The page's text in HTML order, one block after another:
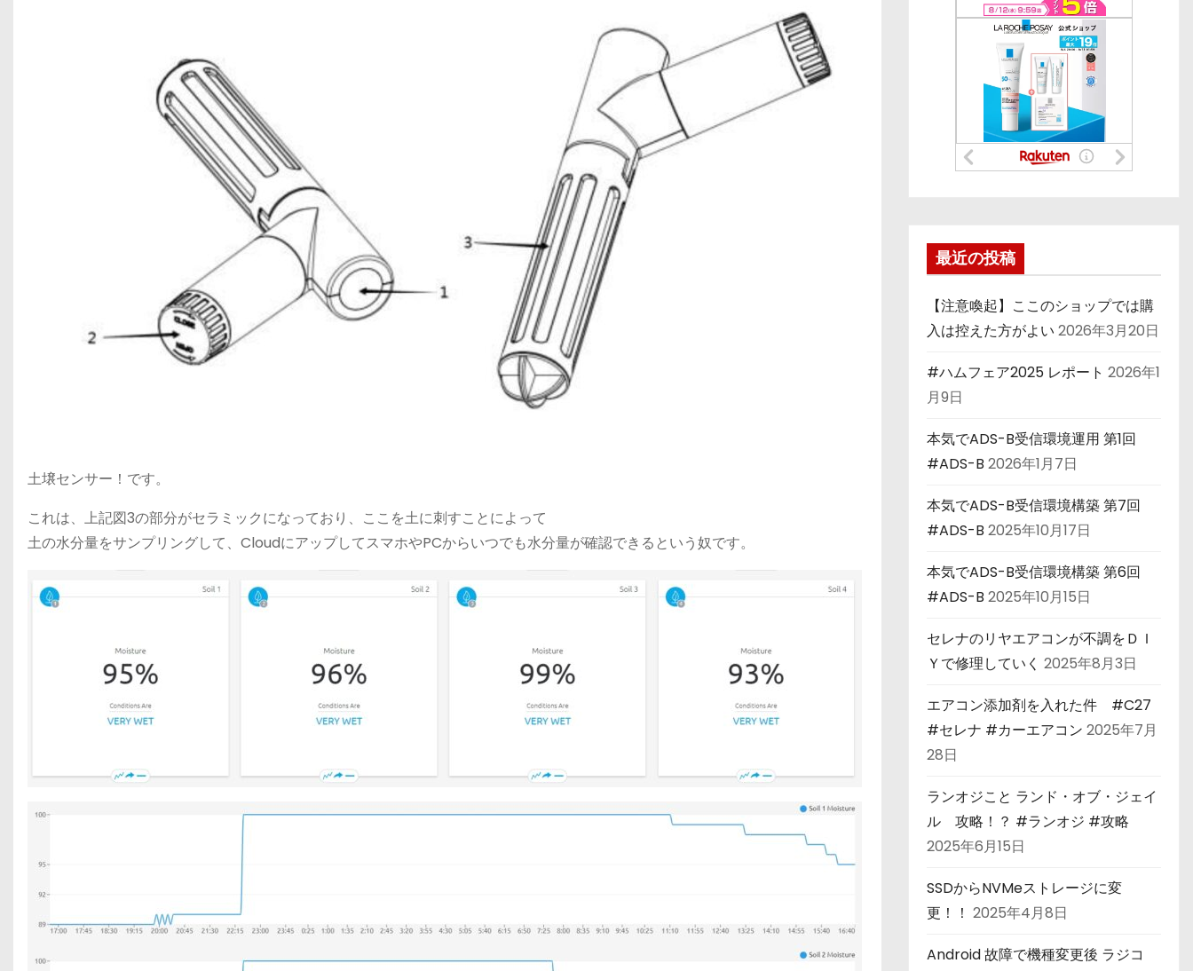
土壌センサー！です。
これは、上記図3の部分がセラミックになっており、ここを土に刺すことによって
土の水分量をサンプリングして、CloudにアップしてスマホやPCからいつでも水分量が確認できるという奴です。
最近の投稿
【注意喚起】ここのショップでは購
入は控えた方がよい 2026年3月20日
#ハムフェア2025 レポート 2026年1
月9日
本気でADS-B受信環境運用 第1回
#ADS-B 2026年1月7日
本気でADS-B受信環境構築 第7回
#ADS-B 2025年10月17日
本気でADS-B受信環境構築 第6回
#ADS-B 2025年10月15日
セレナのリヤエアコンが不調をＤＩ
Ｙで修理していく 2025年8月3日
エアコン添加剤を入れた件 #C27
#セレナ #カーエアコン 2025年7月
28日
ランオジこと ランド・オブ・ジェイ
ル 攻略！？ #ランオジ #攻略
2025年6月15日
SSDからNVMeストレージに変
更！！ 2025年4月8日
Android 故障で機種変更後 ラジコ